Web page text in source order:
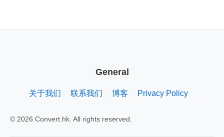
General
关于我们 联系我们 博客 Privacy Policy
© 2026 Convert.hk. All rights reserved.